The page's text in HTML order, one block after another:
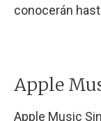
conocerán
Apple
Apple Music